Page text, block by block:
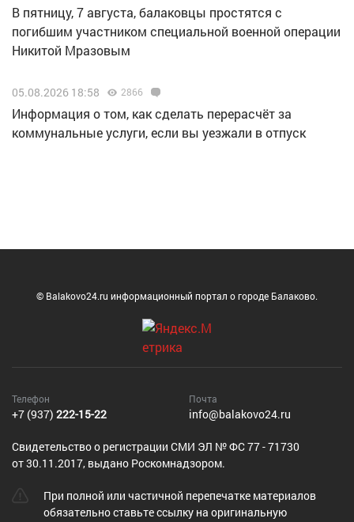
В пятницу, 7 августа, балаковцы простятся с
погибшим участником специальной военной операции
Никитой Мразовым
05.08.2026 18:58 2866
Информация о том, как сделать перерасчёт за
коммунальные услуги, если вы уезжали в отпуск
© Balakovo24.ru информационный портал о городе Балаково.
Телефон
+7 (937) 222-15-22
Почта
info@balakovo24.ru
Cвидетельство о регистрации СМИ ЭЛ № ФС 77 - 71730
от 30.11.2017, выдано Роскомнадзором.
При полной или частичной перепечатке материалов
обязательно ставьте ссылку на оригинальную